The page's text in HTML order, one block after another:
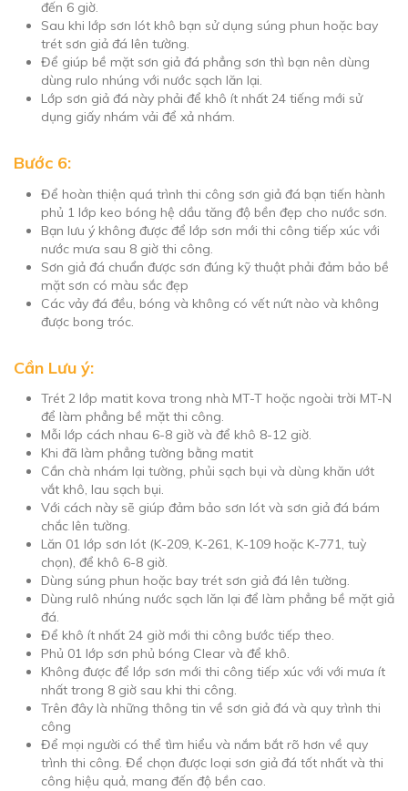
đến 6 giờ.
Sau khi lớp sơn lót khô bạn sử dụng súng phun hoặc bay
trét sơn giả đá lên tường.
Để giúp bề mặt sơn giả đá phẳng sơn thì bạn nên dùng
dùng rulo nhúng với nước sạch lăn lại.
Lớp sơn giả đá này phải để khô ít nhất 24 tiếng mới sử
dụng giấy nhám vải để xả nhám.
Bước 6:
Để hoàn thiện quá trình thi công sơn giả đá bạn tiến hành
phủ 1 lớp keo bóng hệ dầu tăng độ bền đẹp cho nước sơn.
Bạn lưu ý không được để lớp sơn mới thi công tiếp xúc với
nước mưa sau 8 giờ thi công.
Sơn giả đá chuẩn được sơn đúng kỹ thuật phải đảm bảo bề
mặt sơn có màu sắc đẹp
Các vảy đá đều, bóng và không có vết nứt nào và không
được bong tróc.
Cần Lưu ý:
Trét 2 lớp matit kova trong nhà MT-T hoặc ngoài trời MT-N
để làm phẳng bề mặt thi công.
Mỗi lớp cách nhau 6-8 giờ và để khô 8-12 giờ.
Khi đã làm phẳng tường bằng matit
Cần chà nhám lại tường, phủi sạch bụi và dùng khăn ướt
vắt khô, lau sạch bụi.
Với cách này sẽ giúp đảm bảo sơn lót và sơn giả đá bám
chắc lên tường.
Lăn 01 lớp sơn lót (K-209, K-261, K-109 hoặc K-771, tuỳ
chọn), để khô 6-8 giờ.
Dùng súng phun hoặc bay trét sơn giả đá lên tường.
Dùng rulô nhúng nước sạch lăn lại để làm phẳng bề mặt giả
đá.
Để khô ít nhất 24 giờ mới thi công bước tiếp theo.
Phủ 01 lớp sơn phủ bóng Clear và để khô.
Không được để lớp sơn mới thi công tiếp xúc với với mưa ít
nhất trong 8 giờ sau khi thi công.
Trên đây là những thông tin về sơn giả đá và quy trình thi
công
Để mọi người có thể tìm hiểu và nắm bắt rõ hơn về quy
trình thi công. Để chọn được loại sơn giả đá tốt nhất và thi
công hiệu quả, mang đến độ bền cao.